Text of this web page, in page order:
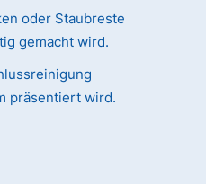
oder Staubreste
gemacht wird.
präsentiert wird.